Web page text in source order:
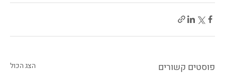
פוסטים קשורים הצג הכול